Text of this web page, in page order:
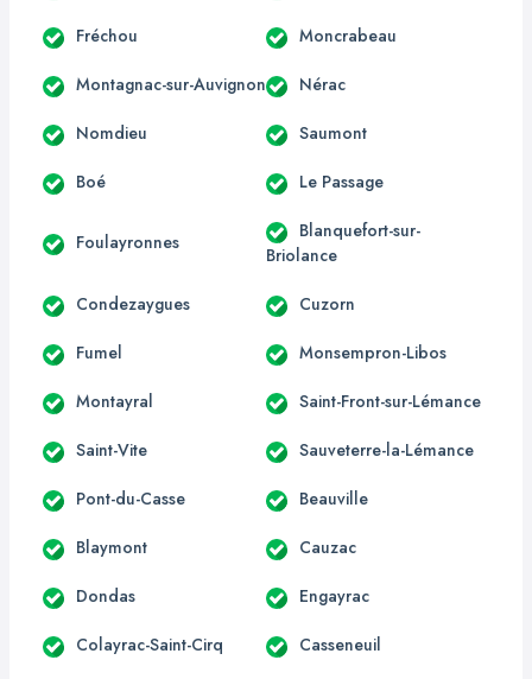
Fréchou Moncrabeau
Montagnac-sur-Auvignon Nérac
Nomdieu Saumont
Boé Le Passage
Foulayronnes
Blanquefort-sur-
Briolance
Condezaygues Cuzorn
Fumel Monsempron-Libos
Montayral Saint-Front-sur-Lémance
Saint-Vite Sauveterre-la-Lémance
Pont-du-Casse Beauville
Blaymont Cauzac
Dondas Engayrac
Colayrac-Saint-Cirq Casseneuil